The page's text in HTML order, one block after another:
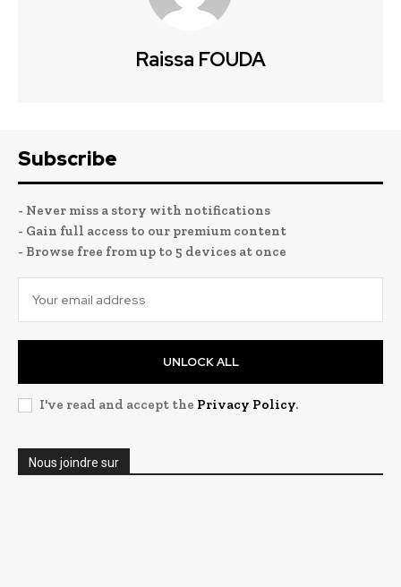
Raissa FOUDA
Subscribe
- Never miss a story with notifications
- Gain full access to our premium content
- Browse free from up to 5 devices at once
UNLOCK ALL
I've read and accept the Privacy Policy.
Nous joindre sur